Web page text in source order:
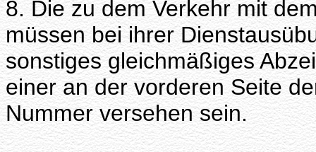
8. Die zu dem Verkehr mit
müssen bei ihrer
sonstiges gleichmäßiges
einer an der vorderen Seite
Nummer versehen sein.